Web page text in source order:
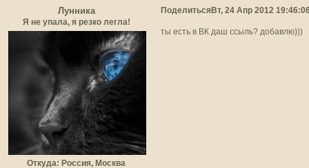
ПоделитьсяВт, 24 Апр 2012
Лунника
Я не упала, я резко легла!
Откуда: Россия, Москва
ты есть в ВК даш ссыль? добавлю)))